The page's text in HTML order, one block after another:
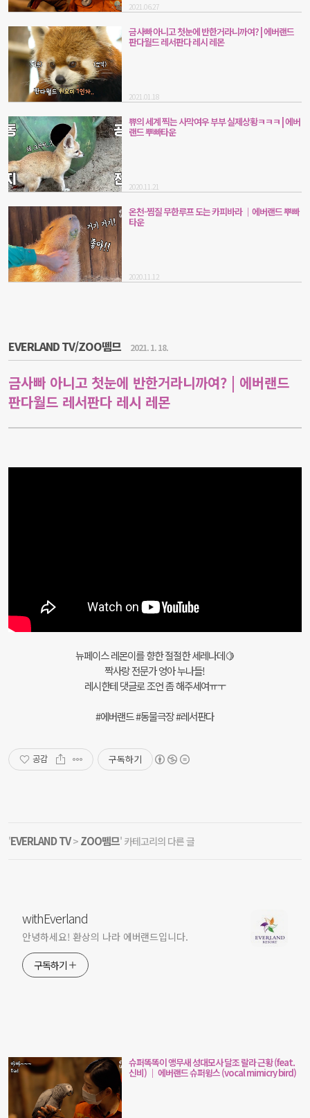
2021.06.27
금사빠 아니고 첫눈에 반한거라니까여? | 에버랜드
판다월드 레서판다 레시 레몬
2021.01.18
쀼의 세계 찍는 사막여우 부부 실제상황ㅋㅋㅋ | 에버
랜드 뿌빠타운
2020.11.21
온천-찜질 무한루프 도는 카피바라 ｜에버랜드 뿌빠
타운
2020.11.12
EVERLAND TV/ZOO뗌므 2021. 1. 18.
금사빠 아니고 첫눈에 반한거라니까여? | 에버랜드
판다월드 레서판다 레시 레몬
뉴페이스 레몬이를 향한 절절한 세레나데🍋
짝사랑 전문가 엉아 누나들!
레시한테 댓글로 조언 좀 해주세여ㅠㅜ
#에버랜드 #동물극장 #레서판다
공감 구독하기
'EVERLAND TV> ZOO뗌므' 카테고리의 다른 글
withEverland
안녕하세요! 환상의 나라 에버랜드입니다.
구독하기
슈퍼똑똑이 앵무새 성대모사 달조 랄라 근황 (feat.
신비) ｜ 에버랜드 슈퍼윙스 (vocal mimicry bird)